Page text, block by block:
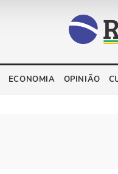
ECONOMIA OPINIÃO